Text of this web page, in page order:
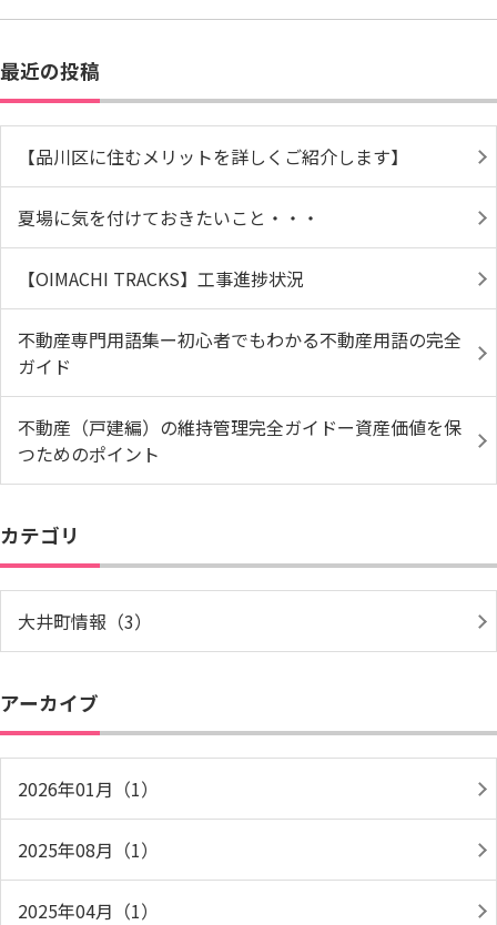
最近の投稿
【品川区に住むメリットを詳しくご紹介します】
夏場に気を付けておきたいこと・・・
【OIMACHI TRACKS】工事進捗状況
不動産専門用語集ー初心者でもわかる不動産用語の完全
ガイド
不動産（戸建編）の維持管理完全ガイドー資産価値を保
つためのポイント
カテゴリ
大井町情報（3）
アーカイブ
2026年01月（1）
2025年08月（1）
2025年04月（1）